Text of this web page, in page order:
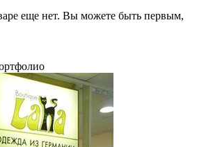
еще нет. Вы можете быть первым,